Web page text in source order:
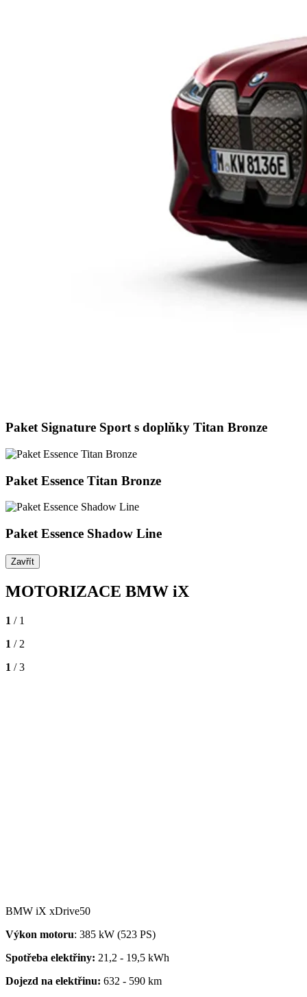
Paket Signature Sport s doplňky Titan Bronze
Paket Essence Titan Bronze
Paket Essence Shadow Line
Zavřít
MOTORIZACE BMW iX
1 / 1
1 / 2
1 / 3
BMW iX xDrive50
Výkon motoru: 385 kW (523 PS)
Spotřeba elektřiny: 21,2 - 19,5 kWh
Dojezd na elektřinu: 632 - 590 km